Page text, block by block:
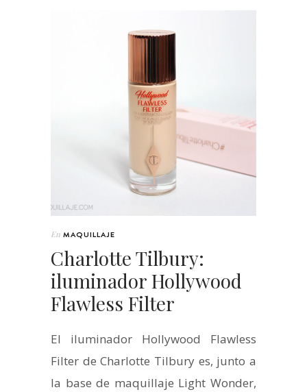
En MAQUILLAJE
Charlotte Tilbury:
iluminador Hollywood
Flawless Filter
El iluminador Hollywood Flawless
Filter de Charlotte Tilbury es, junto a
la base de maquillaje Light Wonder,